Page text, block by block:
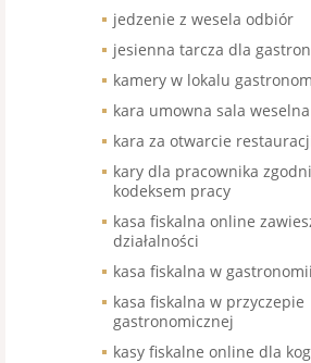
jedzenie z wesela odbiór
jesienna tarcza dla
kamery w lokalu
kara umowna sala weselna
kara za otwarcie
kary dla pracownika
kodeksem pracy
kasa fiskalna online
działalności
kasa fiskalna w gastronomii
kasa fiskalna w przyczepie
gastronomicznej
kasy fiskalne online dla